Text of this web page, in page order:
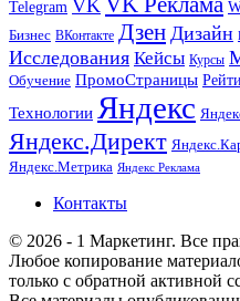
Telegram VK
Бизнес ВКонтакте Дзен Дизайн
Исследования Кейсы Курсы
Обучение ПромоСтраницы
Технологии Яндекс
Яндекс.Директ
Яндекс.Метрика Яндекс Реклама
Контакты
© 2026 - 1 Маркетинг. Все
Любое копирование
только с обратной активной